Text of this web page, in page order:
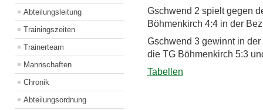
Abteilungsleitung
Trainingszeiten
Trainerteam
Mannschaften
Chronik
Abteilungsordnung
Gschwend 2 spielt gegen
Böhmenkirch 4:4 in der
Gschwend 3 gewinnt in
die TG Böhmenkirch 5:3
Tabellen